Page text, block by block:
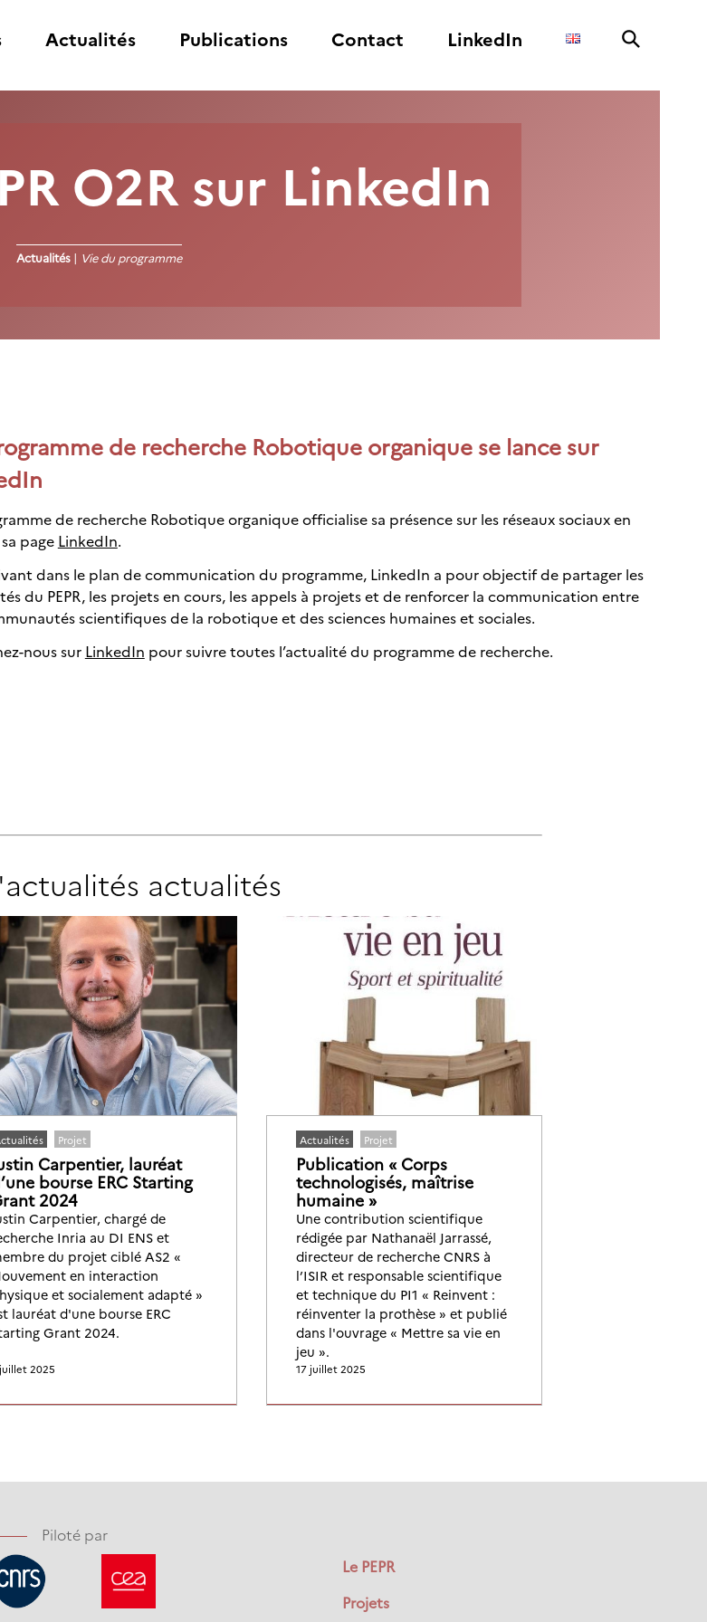
Actualités Publications Contact LinkedIn
O2R sur LinkedIn
Actualités| Vie du programme
de recherche Robotique organique se lance sur
de recherche Robotique organique officialise sa présence sur les réseaux sociaux en
page LinkedIn.
dans le plan de communication du programme, LinkedIn a pour objectif de partager les
du PEPR, les projets en cours, les appels à projets et de renforcer la communication entre
scientifiques de la robotique et des sciences humaines et sociales.
nous sur LinkedIn pour suivre toutes l’actualité du programme de recherche.
actualités
Projet
Carpentier, lauréat
bourse ERC Starting
2024
Carpentier, chargé de
Inria au DI ENS et
du projet ciblé AS2 «
en interaction
et socialement adapté »
lauréat d'une bourse ERC
Grant 2024.
2025
Actualités Projet
Publication « Corps
technologisés, maîtrise
humaine »
Une contribution scientifique
rédigée par Nathanaël Jarrassé,
directeur de recherche CNRS à
l’ISIR et responsable scientifique
et technique du PI1 « Reinvent :
réinventer la prothèse » et publié
dans l'ouvrage « Mettre sa vie en
jeu ».
17 juillet 2025
Piloté par
Le PEPR
Projets